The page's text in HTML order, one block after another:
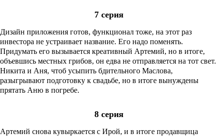
7 серия
Дизайн приложения готов, функционал тоже, на этот раз
инвестора не устраивает название. Его надо поменять.
Придумать его вызывается креативный Артемий, но в итоге,
объевшись местных грибов, он едва не отправляется на тот свет.
Никита и Аня, чтоб усыпить бдительного Маслова,
разыгрывают подготовку к свадьбе, но в итоге вынуждены
прятать Аню в погребе.
8 серия
Артемий снова кувыркается с Ирой, и в итоге продавщица